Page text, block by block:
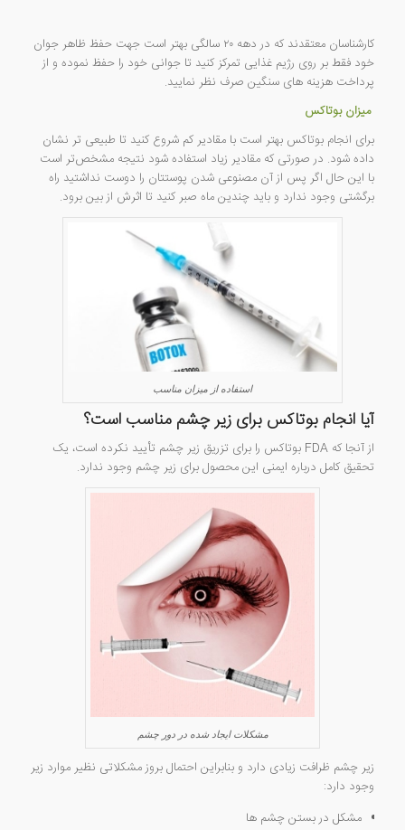
کارشناسان معتقدند که در دهه ۲۰ سالگی بهتر است جهت حفظ ظاهر جوان
خود فقط بر روی رژیم غذایی تمرکز کنید تا جوانی خود را حفظ نموده و از
پرداخت هزینه های سنگین صرف نظر نمایید.
میزان بوتاکس
برای انجام بوتاکس بهتر است با مقادیر کم شروع کنید تا طبیعی تر نشان
داده شود. در صورتی که مقادیر زیاد استفاده شود نتیجه مشخص‌تر است
با این حال اگر پس از آن مصنوعی شدن پوستتان را دوست نداشتید راه
برگشتی وجود ندارد و باید چندین ماه صبر کنید تا اثرش از بین برود.
استفاده از میزان مناسب
آیا انجام بوتاکس برای زیر چشم مناسب است؟
از آنجا که FDA بوتاکس را برای تزریق زیر چشم تأیید نکرده است، یک
تحقیق کامل درباره ایمنی این محصول برای زیر چشم وجود ندارد.
مشکلات ایجاد شده در دور چشم
زیر چشم ظرافت زیادی دارد و بنابراین احتمال بروز مشکلاتی نظیر موارد زیر
وجود دارد:
مشکل در بستن چشم ها